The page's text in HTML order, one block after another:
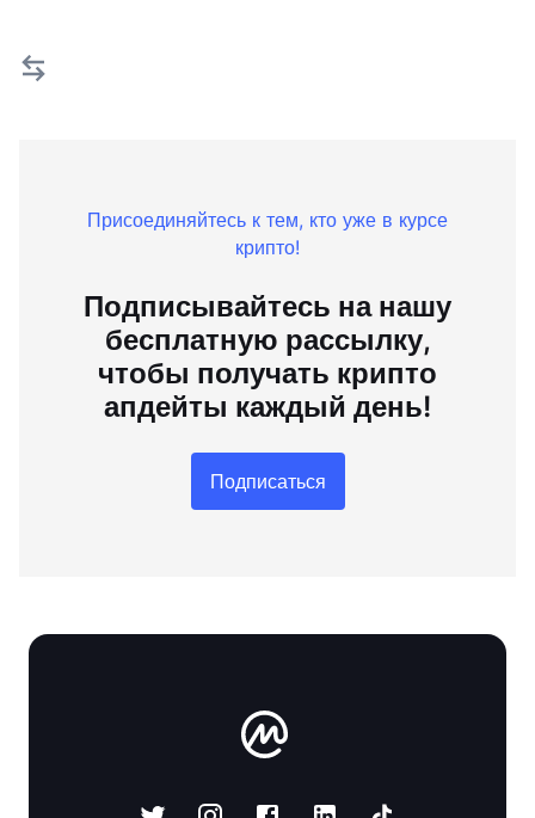
Присоединяйтесь к тем, кто уже в курсе
крипто!
Подписывайтесь на нашу
бесплатную рассылку,
чтобы получать крипто
апдейты каждый день!
Подписаться